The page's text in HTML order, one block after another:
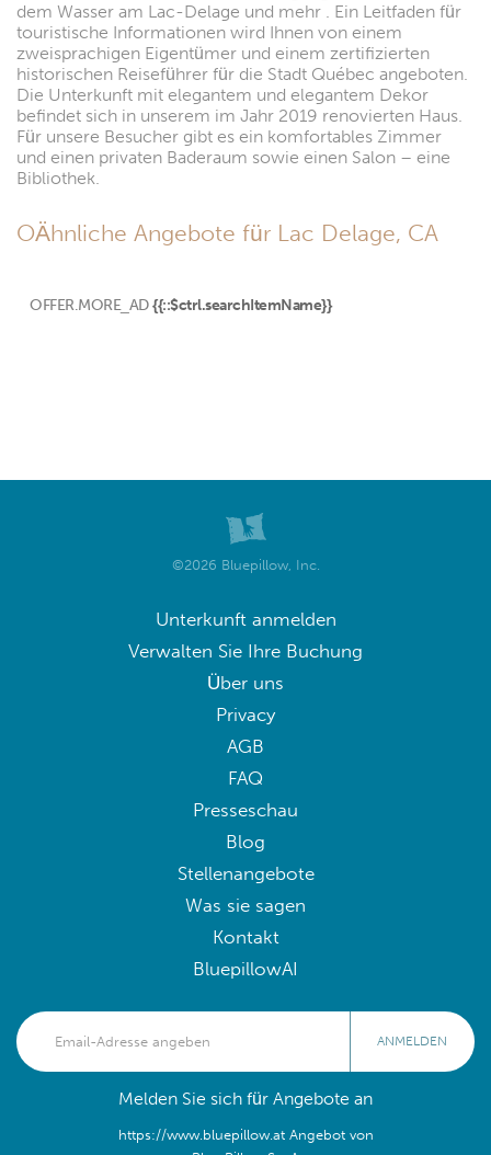
dem Wasser am Lac-Delage und mehr . Ein Leitfaden für
touristische Informationen wird Ihnen von einem
zweisprachigen Eigentümer und einem zertifizierten
historischen Reiseführer für die Stadt Québec angeboten.
Die Unterkunft mit elegantem und elegantem Dekor
befindet sich in unserem im Jahr 2019 renovierten Haus.
Für unsere Besucher gibt es ein komfortables Zimmer
und einen privaten Baderaum sowie einen Salon – eine
Bibliothek.
OÄhnliche Angebote für Lac Delage, CA
OFFER.MORE_AD {{::$ctrl.searchItemName}}
©2026 Bluepillow, Inc.
Unterkunft anmelden
Verwalten Sie Ihre Buchung
Über uns
Privacy
AGB
FAQ
Presseschau
Blog
Stellenangebote
Was sie sagen
Kontakt
BluepillowAI
ANMELDEN
Melden Sie sich für Angebote an
https://www.bluepillow.at Angebot von